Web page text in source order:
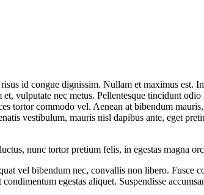
id congue dignissim. Nullam et maximus est.
vulputate nec metus. Pellentesque tincidunt
tortor commodo vel. Aenean at bibendum
vestibulum, mauris nisl dapibus ante, eget
nunc tortor pretium felis, in egestas magna
vel bibendum nec, convallis non libero. Fusce
egestas aliquet. Suspendisse